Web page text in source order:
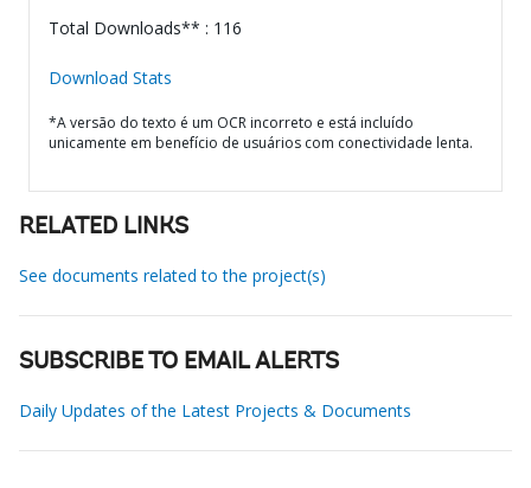
Total Downloads** : 116
Download Stats
*A versão do texto é um OCR incorreto e está incluído
unicamente em benefício de usuários com conectividade lenta.
RELATED LINKS
See documents related to the project(s)
SUBSCRIBE TO EMAIL ALERTS
Daily Updates of the Latest Projects & Documents